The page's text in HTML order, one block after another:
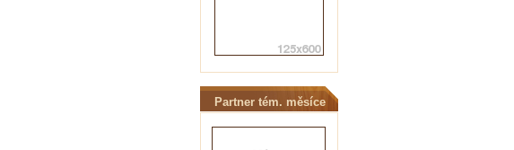
Partner tém. měsíce